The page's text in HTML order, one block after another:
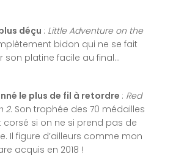
déçu : Little Adventure on the
bidon qui ne se fait
son platine facile au final…
le plus de fil à retordre : Red
2. Son trophée des 70 médailles
corsé si on ne si prend pas de
Il figure d’ailleurs comme mon
acquis en 2018 !